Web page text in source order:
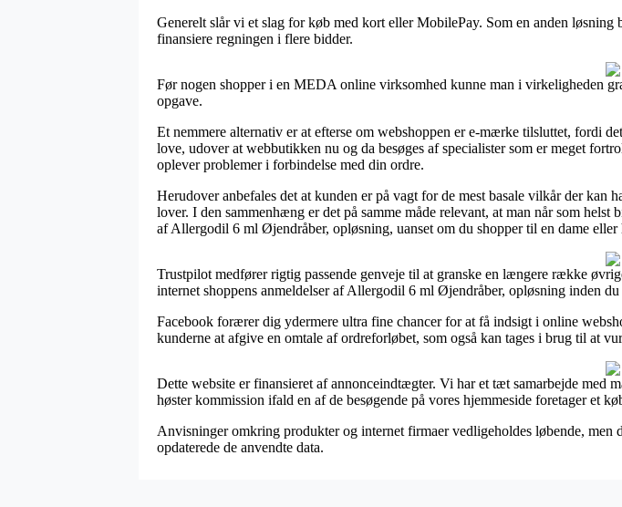
Generelt slår vi et slag for køb med kort eller MobilePay. Som en anden
finansiere regningen i flere bidder.
Før nogen shopper i en MEDA online virksomhed kunne man i virkeligheden
opgave.
Et nemmere alternativ er at efterse om webshoppen er e-mærke tilsluttet, fordi
love, udover at webbutikken nu og da besøges af specialister som er meget
oplever problemer i forbindelse med din ordre.
Herudover anbefales det at kunden er på vagt for de mest basale vilkår der
lover. I den sammenhæng er det på samme måde relevant, at man når som
af Allergodil 6 ml Øjendråber, opløsning, uanset om du shopper til en dame eller
Trustpilot medfører rigtig passende genveje til at granske en længere række
internet shoppens anmeldelser af Allergodil 6 ml Øjendråber, opløsning inden du
Facebook forærer dig ydermere ultra fine chancer for at få indsigt i online
kunderne at afgive en omtale af ordreforløbet, som også kan tages i brug til at
Dette website er finansieret af annonceindtægter. Vi har et tæt samarbejde med
høster kommission ifald en af de besøgende på vores hjemmeside foretager et
Anvisninger omkring produkter og internet firmaer vedligeholdes løbende,
opdaterede de anvendte data.